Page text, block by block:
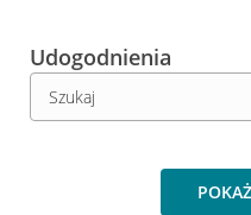
Udogodnienia